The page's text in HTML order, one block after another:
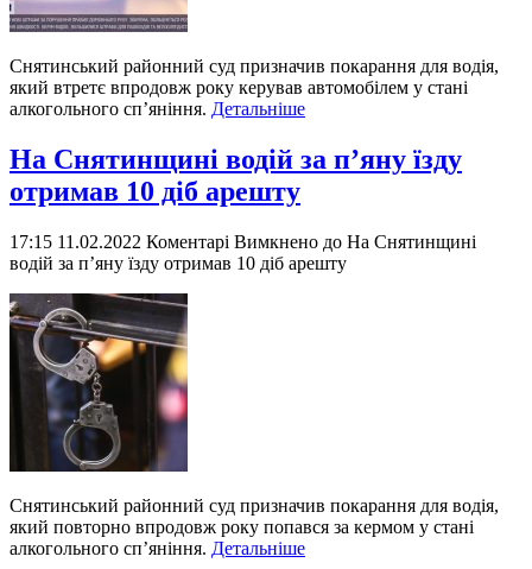
Снятинський районний суд призначив покарання для водія,
який втретє впродовж року керував автомобілем у стані
алкогольного сп’яніння. Детальніше
На Снятинщині водій за п’яну їзду
отримав 10 діб арешту
17:15 11.02.2022 Коментарі Вимкнено до На Снятинщині
водій за п’яну їзду отримав 10 діб арешту
Снятинський районний суд призначив покарання для водія,
який повторно впродовж року попався за кермом у стані
алкогольного сп’яніння. Детальніше